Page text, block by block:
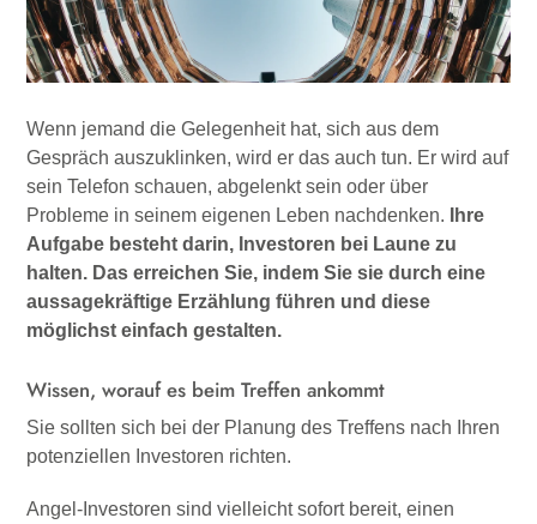
Wenn jemand die Gelegenheit hat, sich aus dem
Gespräch auszuklinken, wird er das auch tun. Er wird auf
sein Telefon schauen, abgelenkt sein oder über
Probleme in seinem eigenen Leben nachdenken.
Ihre
Aufgabe besteht darin, Investoren bei Laune zu
halten. Das erreichen Sie, indem Sie sie durch eine
aussagekräftige Erzählung führen und diese
möglichst einfach gestalten.
Wissen, worauf es beim Treffen ankommt
Sie sollten sich bei der Planung des Treffens nach Ihren
potenziellen Investoren richten.
Angel-Investoren sind vielleicht sofort bereit, einen